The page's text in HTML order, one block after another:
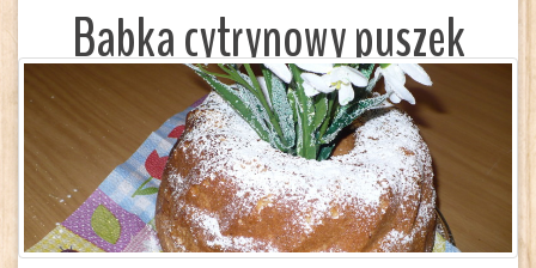
Babka cytrynowy puszek